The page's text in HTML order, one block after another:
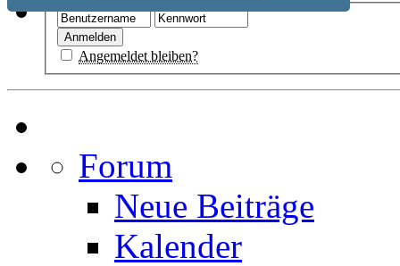
Angemeldet bleiben?
Forum
Neue Beiträge
Kalender